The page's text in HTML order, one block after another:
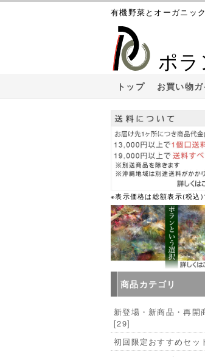
有機野菜とオーガニッ
ポラ
トップ お買い物
※表示価格は総額表示(税込)
商品カテゴリ
新登場・新商品・再開
[29]
初回限定おすすめセッ